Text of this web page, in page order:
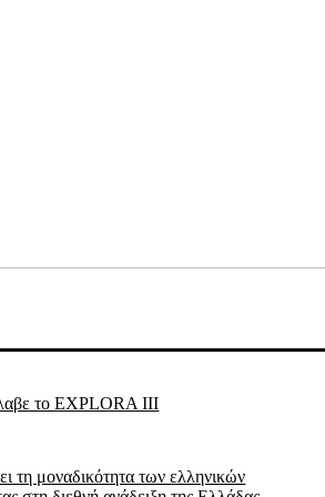
το EXPLORA III
τη μοναδικότητα των ελληνικών